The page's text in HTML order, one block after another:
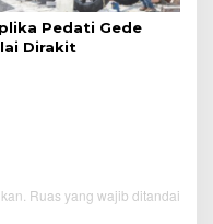
Pedati Gede
Dirakit
Ruas yang wajib ditandai